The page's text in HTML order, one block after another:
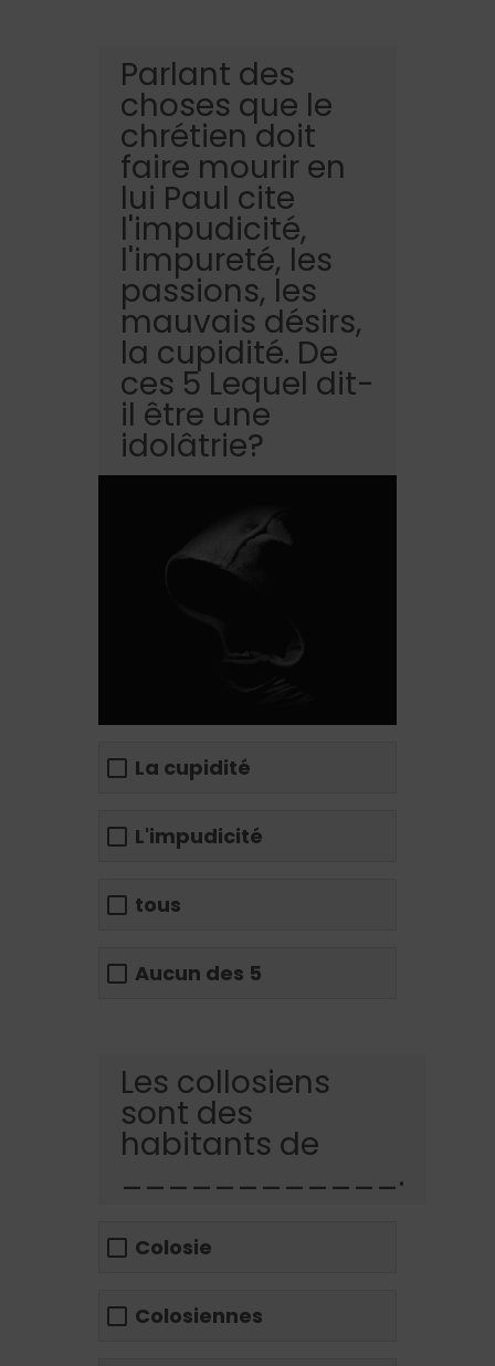
Parlant des
choses que le
chrétien doit
faire mourir en
lui Paul cite
l'impudicité,
l'impureté, les
passions, les
mauvais désirs,
la cupidité. De
ces 5 Lequel dit-
il être une
idolâtrie?
La cupidité
L'impudicité
tous
Aucun des 5
Les collosiens
sont des
habitants de
____________.
Colosie
Colosiennes